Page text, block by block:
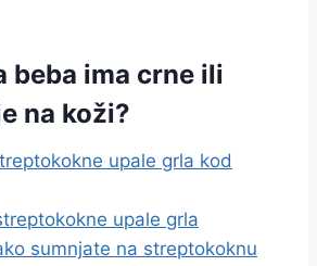
beba ima crne ili
na koži?
upale grla kod
upale grla
sumnjate na streptokoknu